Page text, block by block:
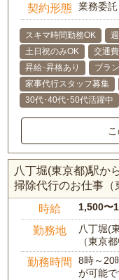
契約形態 業務委託
スキマ時間勤務OK
土日祝のみOK
交通
昇給･昇格あり
ブラ
家事代行スタッフ募集
30代･40代･50代活躍中
八丁堀(東京都)駅か
掃除代行のお仕事（
時給 1,500〜
勤務地
八丁堀(
（東京
勤務時間
8時～20
が可能